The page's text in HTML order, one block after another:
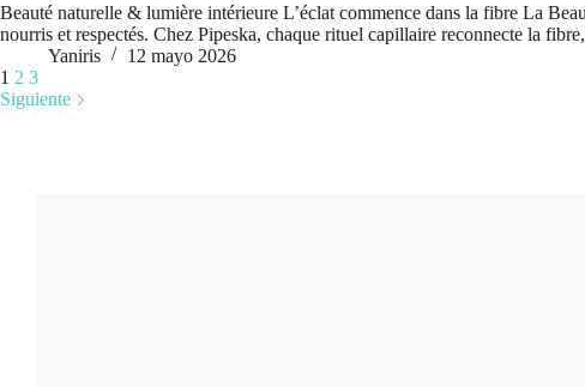
Beauté naturelle & lumière intérieure L’éclat commence dans la fibre La
nourris et respectés. Chez Pipeska, chaque rituel capillaire reconnecte la
Yaniris
12 mayo 2026
1 2 3
Siguiente